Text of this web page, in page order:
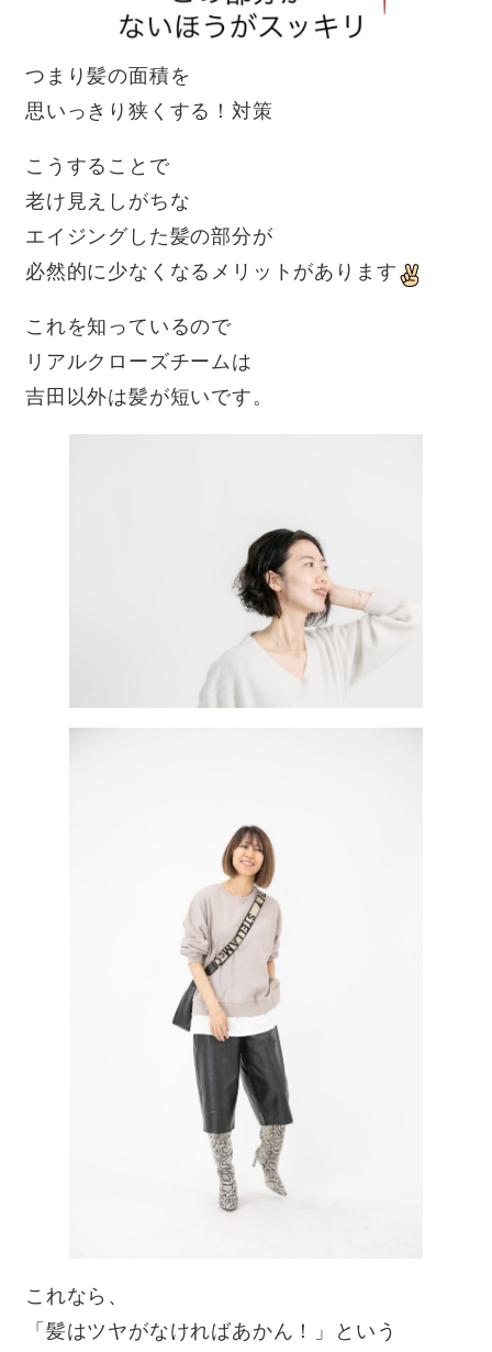
つまり髪の面積を
思いっきり狭くする！対策
こうすることで
老け見えしがちな
エイジングした髪の部分が
必然的に少なくなるメリットがあります
これを知っているので
リアルクローズチームは
吉田以外は髪が短いです。
これなら、
「髪はツヤがなければあかん！」という